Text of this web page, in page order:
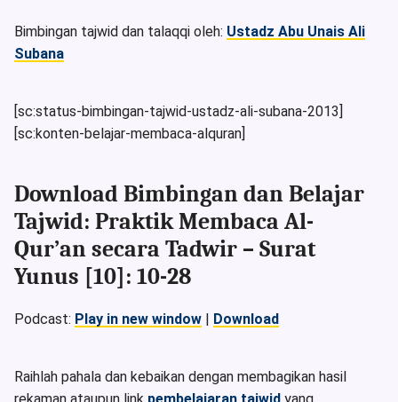
Bimbingan tajwid dan talaqqi oleh: Ustadz Abu Unais Ali
Subana
[sc:status-bimbingan-tajwid-ustadz-ali-subana-2013]
[sc:konten-belajar-membaca-alquran]
Download Bimbingan dan Belajar
Tajwid: Praktik Membaca Al-
Qur’an secara Tadwir – Surat
Yunus [10]: 10-28
Podcast: Play in new window | Download
Raihlah pahala dan kebaikan dengan membagikan hasil